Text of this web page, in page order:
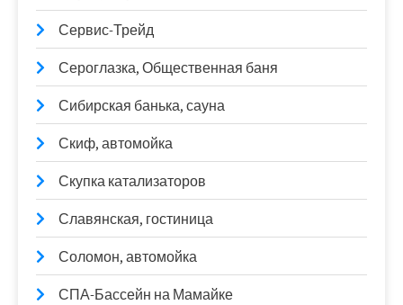
Сервис-Трейд
Сероглазка, Общественная баня
Сибирская банька, сауна
Скиф, автомойка
Скупка катализаторов
Славянская, гостиница
Соломон, автомойка
СПА-Бассейн на Мамайке